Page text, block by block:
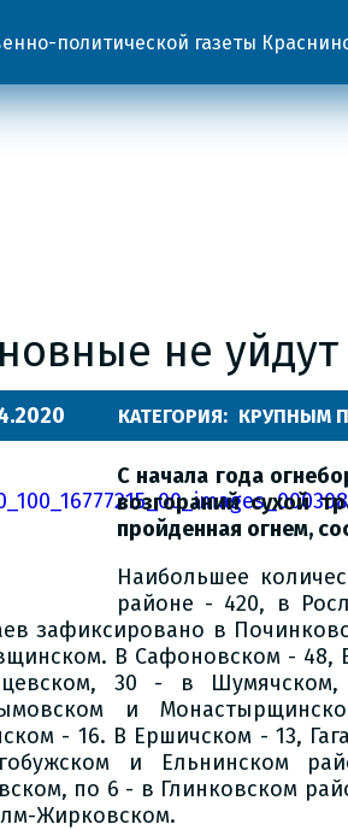
политической газеты
не уйдут
КАТЕГОРИЯ: КРУПНЫМ
С начала года
возгораний сухой
пройденная огнем,
Наибольшее
районе - 420, в
зафиксировано в
В Сафоновском - 48,
30 - в
и
- 16. В Ершичском - 13,
и Ельнинском
по 6 - в Глинковском
Жирковском.